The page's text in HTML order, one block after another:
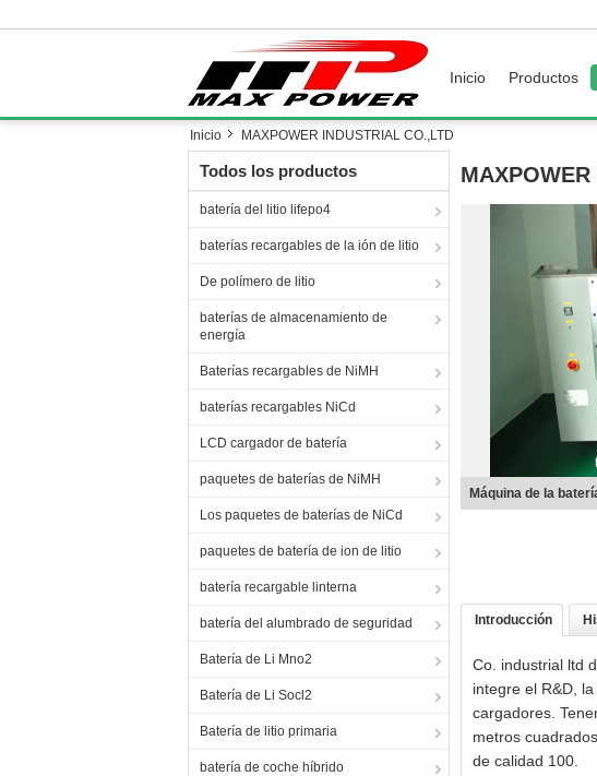
Inicio Productos
Inicio MAXPOWER INDUSTRIAL CO.,LTD
Todos los productos
batería del litio lifepo4
baterías recargables de la ión de litio
De polímero de litio
baterías de almacenamiento de
energía
Baterías recargables de NiMH
baterías recargables NiCd
LCD cargador de batería
paquetes de baterías de NiMH
Los paquetes de baterías de NiCd
paquetes de batería de ion de litio
batería recargable linterna
batería del alumbrado de seguridad
Batería de Li Mno2
Batería de Li Socl2
Batería de litio primaria
batería de coche híbrido
Máquina de la
Introducción
Co. industrial ltd
integre el R&D,
cargadores.
metros
de calidad 100.